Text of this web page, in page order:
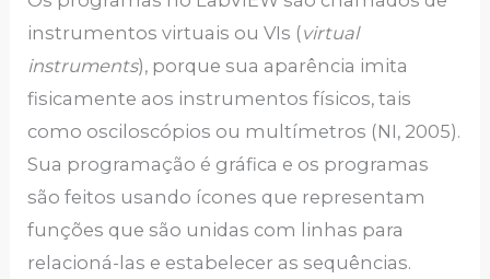
instrumentos virtuais ou VIs (virtual
instruments), porque sua aparência imita
fisicamente aos instrumentos físicos, tais
como osciloscópios ou multímetros (NI, 2005).
Sua programação é gráfica e os programas
são feitos usando ícones que representam
funções que são unidas com linhas para
relacioná-las e estabelecer as sequências.